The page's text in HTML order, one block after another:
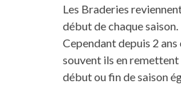
Les Braderies
début de chaque saison.
Cependant depuis 2
souvent ils en
début ou fin de saison